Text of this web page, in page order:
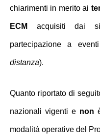
chiarimenti in merito ai
ECM acquisiti dai
partecipazione a
distanza).
Quanto riportato di
nazionali vigenti e non
modalità operative del